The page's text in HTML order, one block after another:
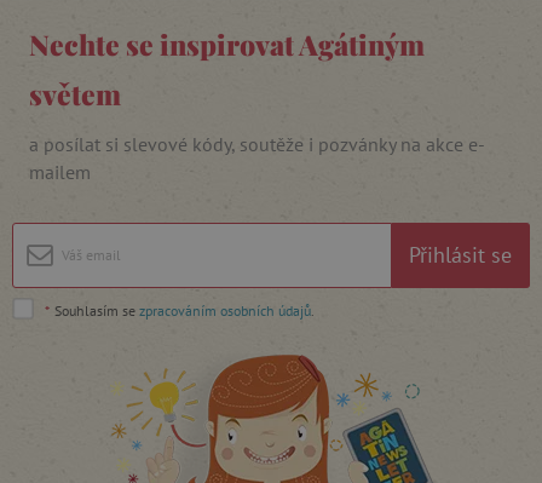
Nechte se inspirovat Agátiným
světem
a posílat si slevové kódy, soutěže i pozvánky na akce e-
mailem
Přihlásit se
* Souhlasím se zpracováním osobních údajů
_lb_ccc .agatinsvet.cz
Google Privacy Policy